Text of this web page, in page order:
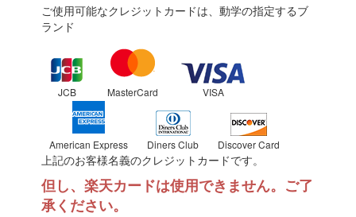
ご使用可能なクレジットカードは、動学の指定するブ
ランド
JCB MasterCard VISA
American Express Diners Club Discover Card
上記のお客様名義のクレジットカードです。
但し、楽天カードは使用できません。ご了
承ください。